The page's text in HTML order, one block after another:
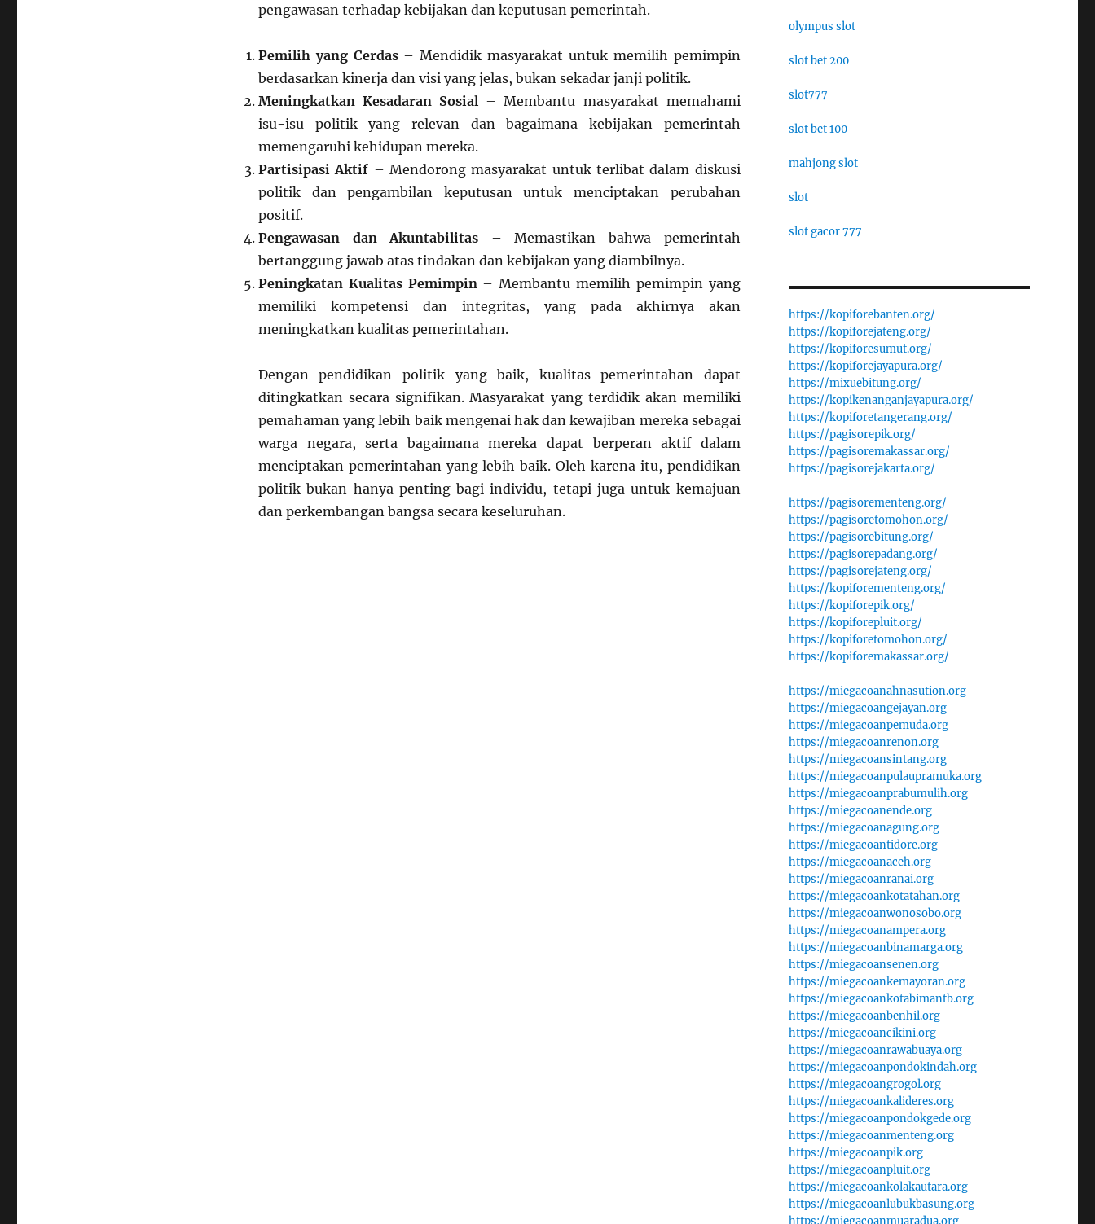
pengawasan terhadap kebijakan dan keputusan pemerintah.
Pemilih yang Cerdas– Mendidik masyarakat untuk memilih pemimpin
berdasarkan kinerja dan visi yang jelas, bukan sekadar janji politik.
Meningkatkan Kesadaran Sosial – Membantu masyarakat memahami
isu-isu politik yang relevan dan bagaimana kebijakan pemerintah
memengaruhi kehidupan mereka.
Partisipasi Aktif – Mendorong masyarakat untuk terlibat dalam diskusi
politik dan pengambilan keputusan untuk menciptakan perubahan
positif.
Pengawasan dan Akuntabilitas – Memastikan bahwa pemerintah
bertanggung jawab atas tindakan dan kebijakan yang diambilnya.
Peningkatan Kualitas Pemimpin– Membantu memilih pemimpin yang
memiliki kompetensi dan integritas, yang pada akhirnya akan
meningkatkan kualitas pemerintahan.
Dengan pendidikan politik yang baik, kualitas pemerintahan dapat
ditingkatkan secara signifikan. Masyarakat yang terdidik akan memiliki
pemahaman yang lebih baik mengenai hak dan kewajiban mereka sebagai
warga negara, serta bagaimana mereka dapat berperan aktif dalam
menciptakan pemerintahan yang lebih baik. Oleh karena itu, pendidikan
politik bukan hanya penting bagi individu, tetapi juga untuk kemajuan
dan perkembangan bangsa secara keseluruhan.
olympus slot
slot bet 200
slot777
slot bet 100
mahjong slot
slot
slot gacor 777
https://kopiforebanten.org/
https://kopiforejateng.org/
https://kopiforesumut.org/
https://kopiforejayapura.org/
https://mixuebitung.org/
https://kopikenanganjayapura.org/
https://kopiforetangerang.org/
https://pagisorepik.org/
https://pagisoremakassar.org/
https://pagisorejakarta.org/
https://pagisorementeng.org/
https://pagisoretomohon.org/
https://pagisorebitung.org/
https://pagisorepadang.org/
https://pagisorejateng.org/
https://kopiforementeng.org/
https://kopiforepik.org/
https://kopiforepluit.org/
https://kopiforetomohon.org/
https://kopiforemakassar.org/
https://miegacoanahnasution.org
https://miegacoangejayan.org
https://miegacoanpemuda.org
https://miegacoanrenon.org
https://miegacoansintang.org
https://miegacoanpulaupramuka.org
https://miegacoanprabumulih.org
https://miegacoanende.org
https://miegacoanagung.org
https://miegacoantidore.org
https://miegacoanaceh.org
https://miegacoanranai.org
https://miegacoankotatahan.org
https://miegacoanwonosobo.org
https://miegacoanampera.org
https://miegacoanbinamarga.org
https://miegacoansenen.org
https://miegacoankemayoran.org
https://miegacoankotabimantb.org
https://miegacoanbenhil.org
https://miegacoancikini.org
https://miegacoanrawabuaya.org
https://miegacoanpondokindah.org
https://miegacoangrogol.org
https://miegacoankalideres.org
https://miegacoanpondokgede.org
https://miegacoanmenteng.org
https://miegacoanpik.org
https://miegacoanpluit.org
https://miegacoankolakautara.org
https://miegacoanlubukbasung.org
https://miegacoanmuaradua.org